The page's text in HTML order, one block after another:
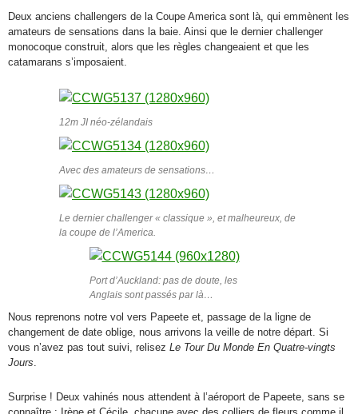
Deux anciens challengers de la Coupe America sont là, qui emmènent les
amateurs de sensations dans la baie. Ainsi que le dernier challenger
monocoque construit, alors que les règles changeaient et que les
catamarans s’imposaient.
12m JI néo-zélandais
Avec des amateurs de sensations…
Le dernier challenger « classique », et malheureux, de
la coupe de l’America.
Port d’Auckland: pas de doute, les
Anglais sont passés par là…
Nous reprenons notre vol vers Papeete et, passage de la ligne de
changement de date oblige, nous arrivons la veille de notre départ. Si
vous n’avez pas tout suivi, relisez Le Tour Du Monde En Quatre-vingts
Jours
Surprise ! Deux vahinés nous attendent à l’aéroport de Papeete, sans se